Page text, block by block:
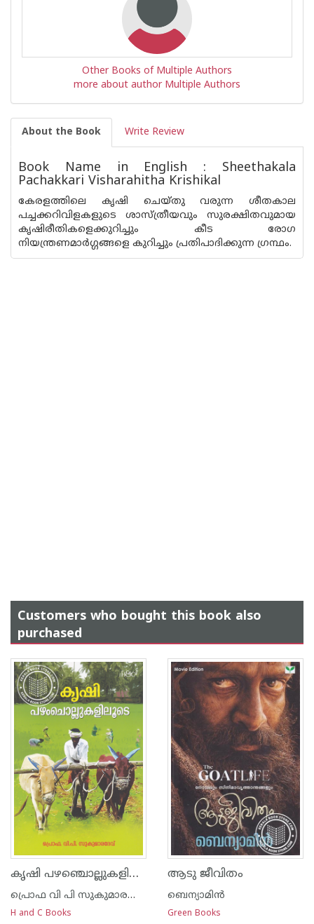
Other Books of Multiple Authors
more about author Multiple Authors
About the Book Write Review
Book Name in English : Sheethakala
Pachakkari Visharahitha Krishikal
കേരളത്തിലെ കൃഷി ചെയ്തു വരുന്ന ശീതകാല
പച്ചക്കറിവിളകളുടെ ശാസ്ത്രീയവും സുരക്ഷിതവുമായ
കൃഷിരീതികളെക്കുറിച്ചും കീട രോഗ
നിയന്ത്രണമാര്‍ഗ്ഗങ്ങളെ കുറിച്ചും പ്രതിപാദിക്കുന്ന ഗ്രന്ഥം.
Customers who bought this book also
purchased
കൃഷി പഴഞ്ചൊല്ലുകളിലൂടെ
പ്രൊഫ വി പി സുകുമാരദേവ്‌
H and C Books
ആടു ജീവിതം
ബെന്യാമിന്‍
Green Books